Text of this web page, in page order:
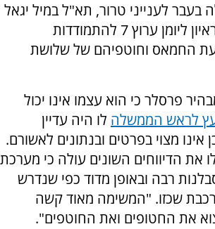
בעבר לענייני טרור, תא"ל במיל יגאל
פרסלר, התייחס בראיון ליומן ערוץ 7 להתמודדות
החמאס וחוטפיהם של שלושת
פרסלר כי הוא עצמו אינו יכול
לראש הממשלה לו היה עדיין
אינו מצוי בפרטים ובנתונים לאשורם.
את הדיווחים השונים עולה כי מערכת
רבה ובאופן מדוד כפי שנדרש
שכזו. "המשימה מאוד קשה
את החטופים ואת החוטפים".